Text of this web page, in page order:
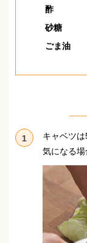
酢
砂糖
ごま油
1 キャベツは
気になる場